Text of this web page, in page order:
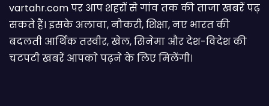
vartahr.com पर आप शहरों से गांव तक की ताजा खबरें पढ़
सकते हैं। इसके अलावा, नौकरी, शिक्षा, नए भारत की
बदलती आर्थिक तस्वीर, खेल, सिनेमा और देश-विदेश की
चटपटी खबरें आपकाे पढ़ने के लिए मिलेंगी।